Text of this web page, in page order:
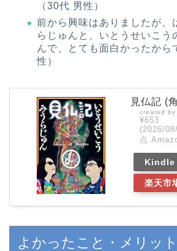
（30代 男性）
前から興味はありましたが、
らじゅんと、いとうせいこう
んで、とても面白かったから
性）
見仏記 (
created by
¥653
(2026/
点
Kindle
楽天市
よかったこと・メリット